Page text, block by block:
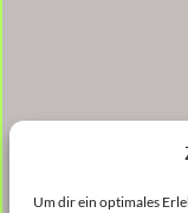
Um dir ein optimales